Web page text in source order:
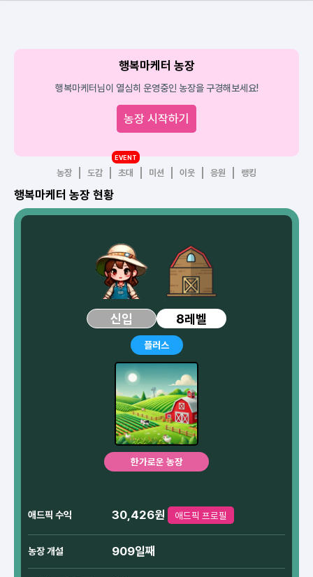
행복마케터 농장
행복마케터님이 열심히 운영중인 농장을 구경해보세요!
농장 시작하기
농장 도감 초대
EVENT
미션 이웃 응원 랭킹
행복마케터 농장 현황
신입 8레벨
플러스
한가로운 농장
애드픽 수익 30,426원 애드픽 프로필
농장 개설 909일째